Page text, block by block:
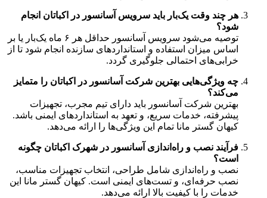
هر چند وقت یک‌بار باید سرویس آسانسور در اکباتان انجام
شود؟
توصیه می‌شود سرویس آسانسور حداقل هر ۶ ماه یک‌بار یا بر
اساس میزان استفاده و استانداردهای سازنده انجام شود تا از
خرابی‌های احتمالی جلوگیری گردد.
چه ویژگی‌هایی بهترین شرکت آسانسور در اکباتان را متمایز
می‌کند؟
بهترین شرکت آسانسور باید دارای تیم مجرب، تجهیزات
پیشرفته، خدمات سریع، و تعهد به استانداردهای ایمنی باشد.
کیهان گستر مانا تمام این ویژگی‌ها را ارائه می‌دهد.
فرآیند نصب و راه‌اندازی آسانسور در شهرک اکباتان چگونه
است؟
نصب و راه‌اندازی شامل طراحی، انتخاب تجهیزات مناسب،
نصب حرفه‌ای، و تست‌های ایمنی است. کیهان گستر مانا این
خدمات را با کیفیت بالا ارائه می‌دهد.